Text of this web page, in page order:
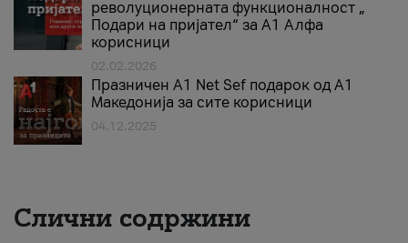
револуционерната функционалност „
Подари на пријател“ за А1 Алфа
корисници
02.02.2026
Празничен A1 Net Sеf подарок од А1
Македонија за сите корисници
04.12.2025
Слични содржини